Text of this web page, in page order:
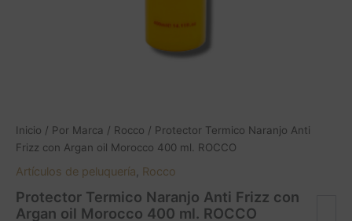
Inicio / Por Marca / Rocco / Protector Termico Naranjo Anti
Frizz con Argan oil Morocco 400 ml. ROCCO
Artículos de peluquería, Rocco
Protector Termico Naranjo Anti Frizz con
Argan oil Morocco 400 ml. ROCCO